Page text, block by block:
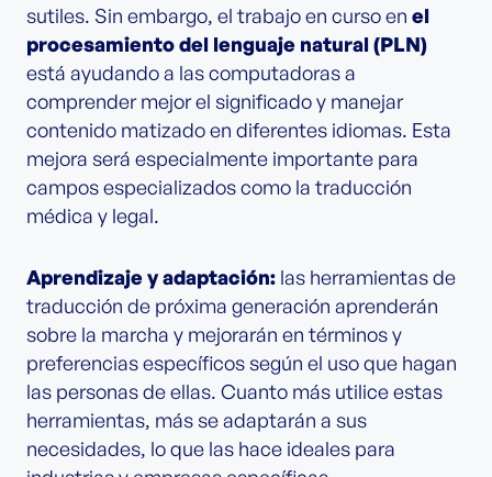
sutiles. Sin embargo, el trabajo en curso en el
procesamiento del lenguaje natural (PLN)
está ayudando a las computadoras a
comprender mejor el significado y manejar
contenido matizado en diferentes idiomas. Esta
mejora será especialmente importante para
campos especializados como la traducción
médica y legal.
Aprendizaje y adaptación: las herramientas de
traducción de próxima generación aprenderán
sobre la marcha y mejorarán en términos y
preferencias específicos según el uso que hagan
las personas de ellas. Cuanto más utilice estas
herramientas, más se adaptarán a sus
necesidades, lo que las hace ideales para